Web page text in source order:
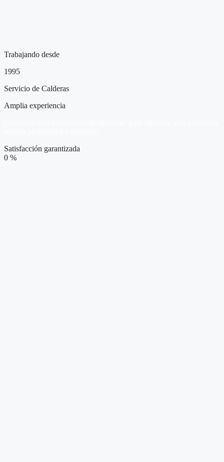
Trabajando desde
1995
Servicio de Calderas
Amplia experiencia
Satisfacción garantizada
0 %